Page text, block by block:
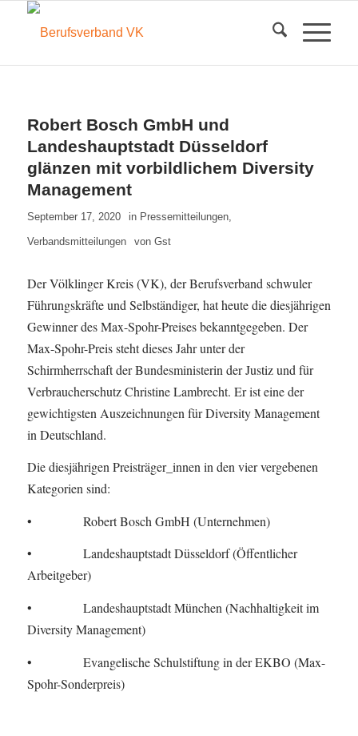
Robert Bosch GmbH und
Landeshauptstadt Düsseldorf
glänzen mit vorbildlichem Diversity
Management
September 17, 2020 in Pressemitteilungen,
Verbandsmitteilungen von Gst
Der Völklinger Kreis (VK), der Berufsverband schwuler
Führungskräfte und Selbständiger, hat heute die diesjährigen
Gewinner des Max-Spohr-Preises bekanntgegeben. Der
Max-Spohr-Preis steht dieses Jahr unter der
Schirmherrschaft der Bundesministerin der Justiz und für
Verbraucherschutz Christine Lambrecht. Er ist eine der
gewichtigsten Auszeichnungen für Diversity Management
in Deutschland.
Die diesjährigen Preisträger_innen in den vier vergebenen
Kategorien sind:
• Robert Bosch GmbH (Unternehmen)
• Landeshauptstadt Düsseldorf (Öffentlicher
Arbeitgeber)
• Landeshauptstadt München (Nachhaltigkeit im
Diversity Management)
• Evangelische Schulstiftung in der EKBO (Max-
Spohr-Sonderpreis)